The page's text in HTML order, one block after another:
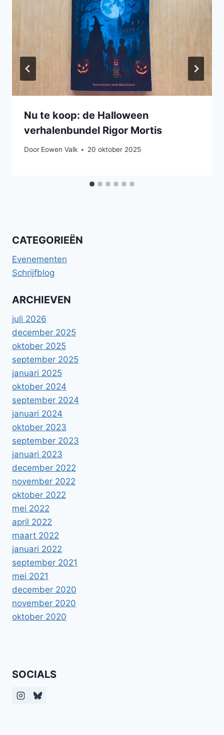
Nu te koop: de Halloween
verhalenbundel Rigor Mortis
Door Eowen Valk 20 oktober 2025
CATEGORIEËN
Evenementen
Schrijfblog
ARCHIEVEN
juli 2026
december 2025
oktober 2025
september 2025
januari 2025
oktober 2024
september 2024
januari 2024
oktober 2023
september 2023
januari 2023
december 2022
november 2022
oktober 2022
mei 2022
april 2022
maart 2022
januari 2022
september 2021
mei 2021
december 2020
november 2020
oktober 2020
SOCIALS